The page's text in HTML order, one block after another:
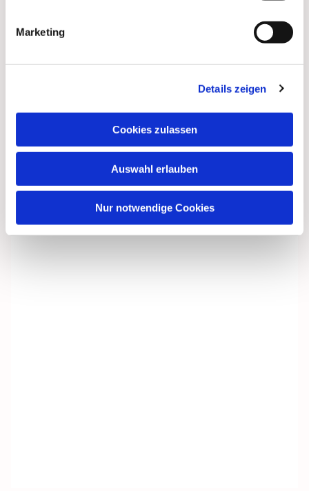
Marketing
Details zeigen
Cookies zulassen
Auswahl erlauben
Nur notwendige Cookies
Dies könnte Sie auch
interessieren